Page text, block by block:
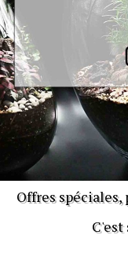
Offres